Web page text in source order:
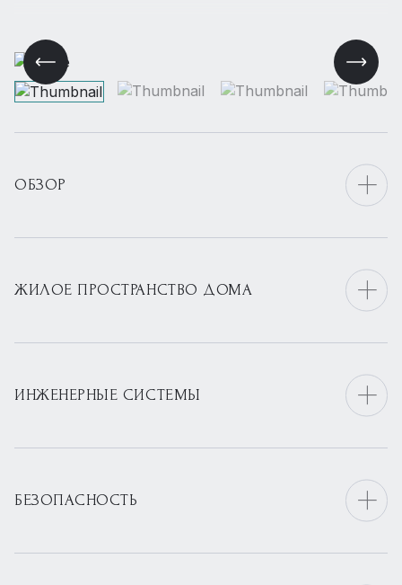
ОБЗОР
ЖИЛОЕ ПРОСТРАНСТВО ДОМА
ИНЖЕНЕРНЫЕ СИСТЕМЫ
БЕЗОПАСНОСТЬ